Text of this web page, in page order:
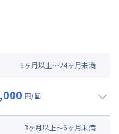
6ヶ月以上～24ヶ月未満
円/回
3ヶ月以上～6ヶ月未満